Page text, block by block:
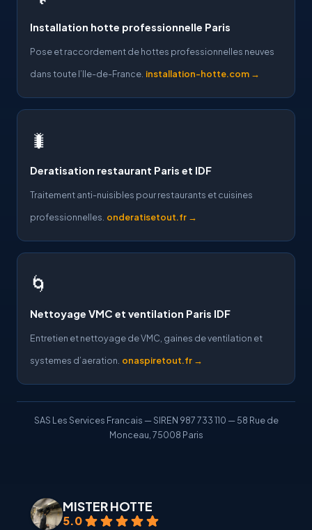
Installation hotte professionnelle Paris
Pose et raccordement de hottes professionnelles neuves
dans toute l’Ile-de-France. installation-hotte.com →
🐛
Deratisation restaurant Paris et IDF
Traitement anti-nuisibles pour restaurants et cuisines
professionnelles. onderatisetout.fr →
🌀
Nettoyage VMC et ventilation Paris IDF
Entretien et nettoyage de VMC, gaines de ventilation et
systemes d’aeration. onaspiretout.fr →
SAS Les Services Francais — SIREN 987 733 110 — 58 Rue de
Monceau, 75008 Paris
MISTER HOTTE
5.0